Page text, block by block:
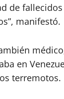
de
manifestó.
en
terremotos.